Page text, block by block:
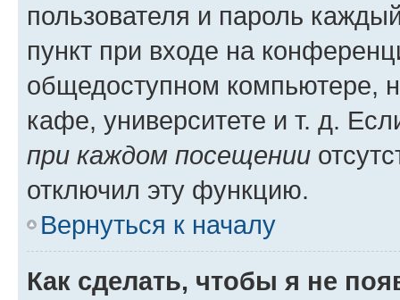
пользователя и пароль
пункт при входе на
общедоступном компьютере,
кафе, университете и т. д.
при каждом посещении
отключил эту функцию.
Вернуться к началу
Как сделать, чтобы я не